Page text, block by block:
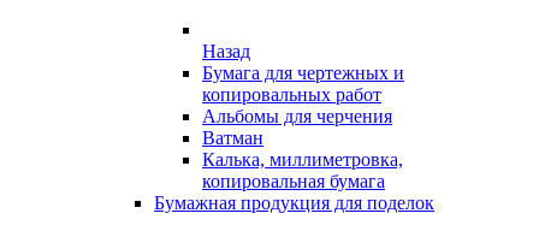
Назад
Бумага для чертежных и
копировальных работ
Альбомы для черчения
Ватман
Калька, миллиметровка,
копировальная бумага
Бумажная продукция для поделок